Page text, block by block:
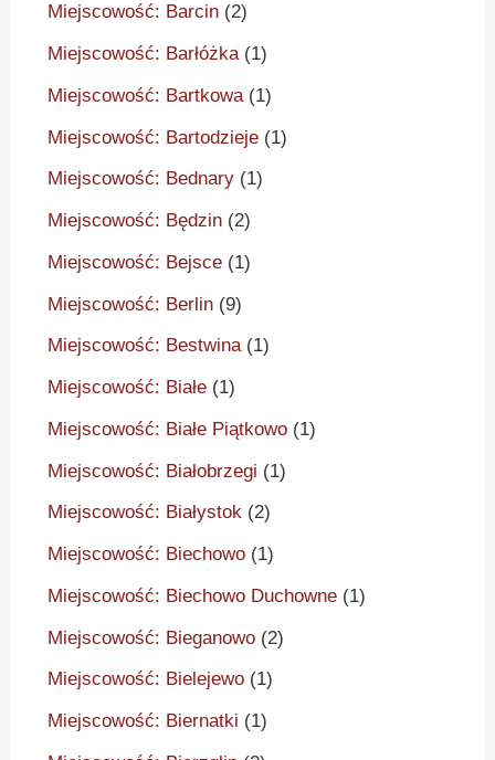
Miejscowość: Barcin (2)
Miejscowość: Barłóżka(1)
Miejscowość: Bartkowa (1)
Miejscowość: Bartodzieje (1)
Miejscowość: Bednary (1)
Miejscowość: Będzin (2)
Miejscowość: Bejsce (1)
Miejscowość: Berlin (9)
Miejscowość: Bestwina(1)
Miejscowość: Białe (1)
Miejscowość: Białe Piątkowo (1)
Miejscowość: Białobrzegi (1)
Miejscowość: Białystok (2)
Miejscowość: Biechowo (1)
Miejscowość: Biechowo Duchowne (1)
Miejscowość: Bieganowo (2)
Miejscowość: Bielejewo (1)
Miejscowość: Biernatki (1)